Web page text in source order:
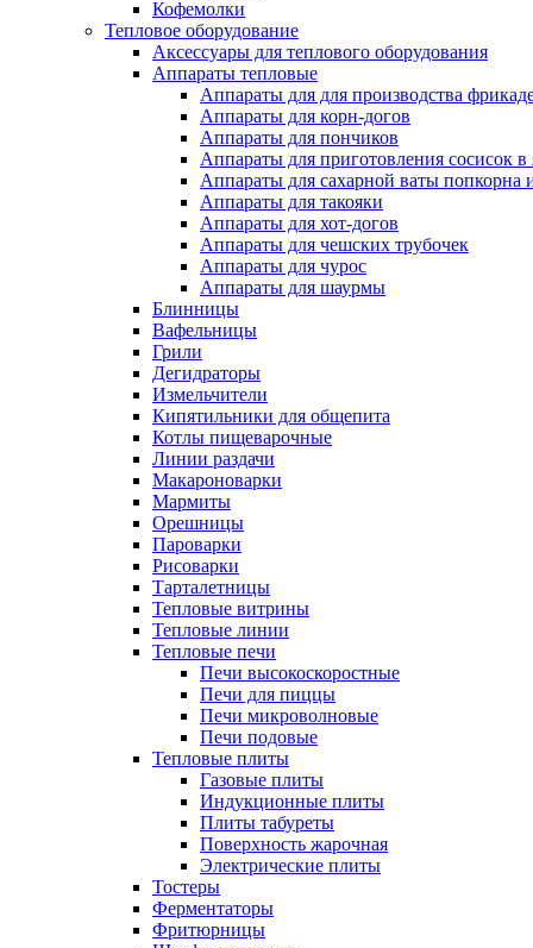
Кофемолки
Тепловое оборудование
Аксессуары для теплового оборудования
Аппараты тепловые
Аппараты для для производства
Аппараты для корн-догов
Аппараты для пончиков
Аппараты для приготовления сосисок в
Аппараты для сахарной ваты попкорна
Аппараты для такояки
Аппараты для хот-догов
Аппараты для чешских трубочек
Аппараты для чурос
Аппараты для шаурмы
Блинницы
Вафельницы
Грили
Дегидраторы
Измельчители
Кипятильники для общепита
Котлы пищеварочные
Линии раздачи
Макароноварки
Мармиты
Орешницы
Пароварки
Рисоварки
Тарталетницы
Тепловые витрины
Тепловые линии
Тепловые печи
Печи высокоскоростные
Печи для пиццы
Печи микроволновые
Печи подовые
Тепловые плиты
Газовые плиты
Индукционные плиты
Плиты табуреты
Поверхность жарочная
Электрические плиты
Тостеры
Ферментаторы
Фритюрницы